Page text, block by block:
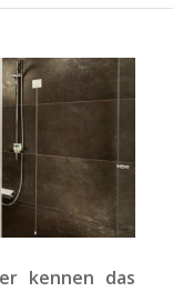
kennen das